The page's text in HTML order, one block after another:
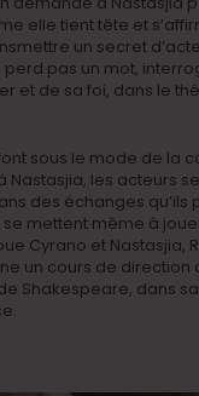
elle tient tête et
un secret
pas un mot,
et de sa foi, dans le
sous le mode de la
Nastasjia, les acteurs
des échanges qu’ils
se mettent même à
Cyrano et Nastasjia,
un cours de direction
Shakespeare, dans